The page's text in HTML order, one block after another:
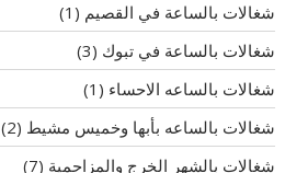
شغالات بالساعة في القصيم (1)
شغالات بالساعة في تبوك (3)
شغالات بالساعه الاحساء (1)
شغالات بالساعه بأبها وخميس مشيط (2)
شغالات بالشهر الخرج والمزاحمية (7)